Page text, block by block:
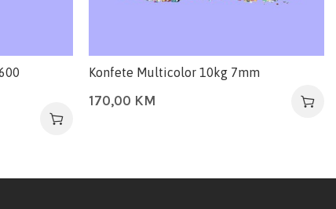
Konfete Multicolor 10kg 7mm
170,00 KM